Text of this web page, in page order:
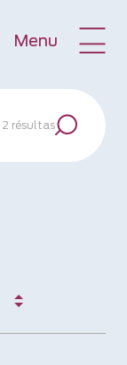
Menu
2 résultas